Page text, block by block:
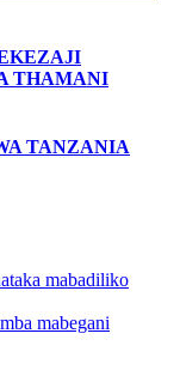
THAMANI
TANZANIA
mabadiliko
mabegani